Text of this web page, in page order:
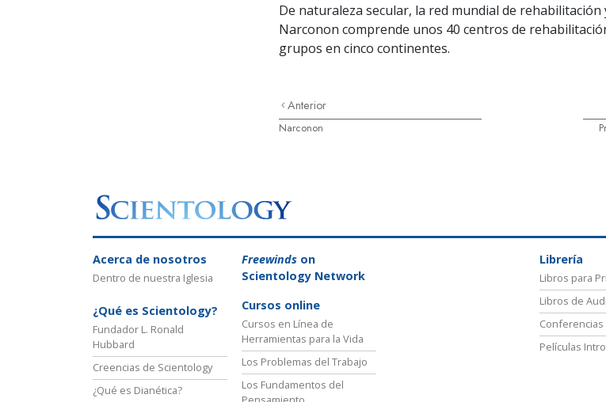
De naturaleza secular, la red mundial de
Narconon comprende unos 40 centros de
grupos en cinco continentes.
Anterior
Narconon
Acerca de nosotros
Dentro de nuestra Iglesia
¿Qué es Scientology?
Fundador L. Ronald
Hubbard
Creencias de Scientology
¿Qué es Dianética?
Freewinds on
Scientology Network
Cursos online
Cursos en Línea de
Herramientas para la Vida
Los Problemas del Trabajo
Los Fundamentos del
Librería
Libros para
Libros de
Películas